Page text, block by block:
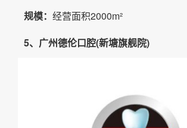
规模： 经营面积2000m²
5、广州德伦口腔(新塘旗舰院)